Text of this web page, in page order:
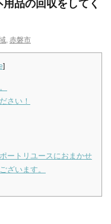
品の回収をしてく
, 赤磐市
]
さい！
ートリユースにおまかせ
ざいます。